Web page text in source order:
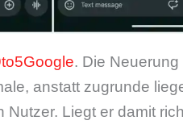
. Die
anstatt zugrunde
Nutzer. Liegt er damit